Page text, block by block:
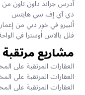
آدرس جراند داون تاون من
دي آي إف سي هايتس
ألبيرو في خور دبي من إعمار
فلل بالاس أوسترا في
مشاريع
العقارات المرتقبة على المخطط
العقارات المرتقبة على المخطط
العقارات المرتقبة على المخطط